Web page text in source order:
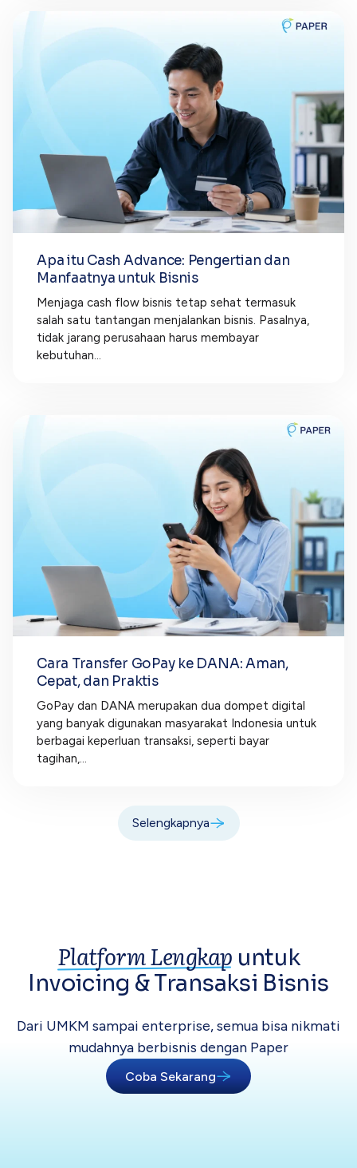
Apa itu Cash Advance: Pengertian dan
Manfaatnya untuk Bisnis
Menjaga cash flow bisnis tetap sehat termasuk
salah satu tantangan menjalankan bisnis. Pasalnya,
tidak jarang perusahaan harus membayar
kebutuhan...
Cara Transfer GoPay ke DANA: Aman,
Cepat, dan Praktis
GoPay dan DANA merupakan dua dompet digital
yang banyak digunakan masyarakat Indonesia untuk
berbagai keperluan transaksi, seperti bayar
tagihan,...
Selengkapnya
Platform Lengkap untuk
Invoicing &Transaksi Bisnis
Dari UMKM sampai enterprise, semua bisa nikmati
mudahnya berbisnis dengan Paper
Coba Sekarang